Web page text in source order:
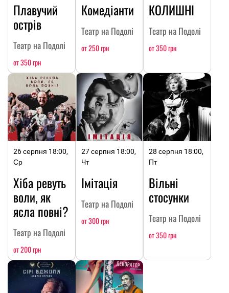
Плавучий
острів
Театр на Подолі
от 350 грн
Комедіанти
Театр на Подолі
от 250 грн
КОЛИШНІ
Театр на Подолі
от 350 грн
26 серпня 18:00,
Ср
Хіба ревуть
воли, як
ясла повні?
Театр на Подолі
от 200 грн
27 серпня 18:00,
Чт
Імітація
Театр на Подолі
от 300 грн
28 серпня 18:00,
Пт
Вільні
стосунки
Театр на Подолі
от 350 грн